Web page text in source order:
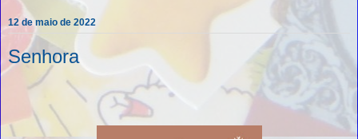
12 de maio de 2022
Senhora